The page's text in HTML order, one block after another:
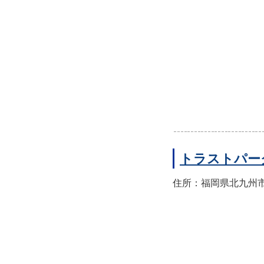
トラストパ
住所：福岡県北九州